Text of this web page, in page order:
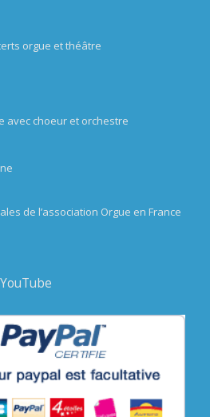
orgue et théâtre
avec choeur et orchestre
de l’association Orgue en France
YouTube